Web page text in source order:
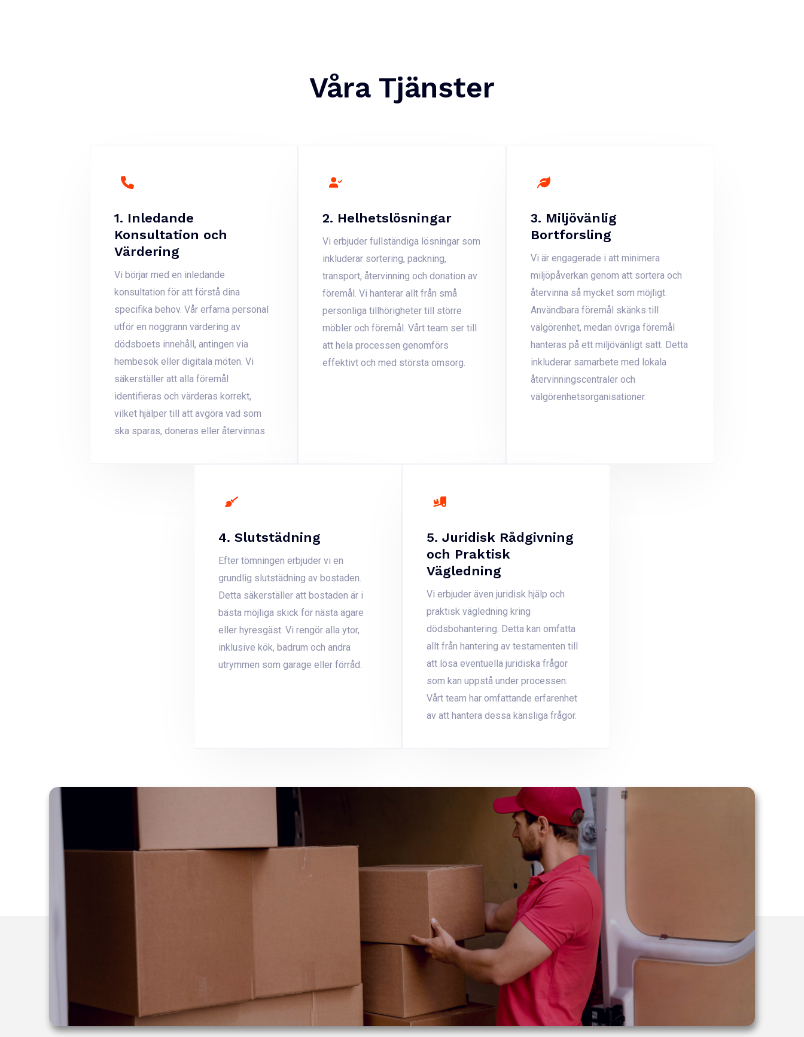
Våra Tjänster
1. Inledande
Konsultation och
Värdering
Vi börjar med en inledande
konsultation för att förstå dina
specifika behov. Vår erfarna personal
utför en noggrann värdering av
dödsboets innehåll, antingen via
hembesök eller digitala möten. Vi
säkerställer att alla föremål
identifieras och värderas korrekt,
vilket hjälper till att avgöra vad som
ska sparas, doneras eller återvinnas.
2. Helhetslösningar
Vi erbjuder fullständiga lösningar som
inkluderar sortering, packning,
transport, återvinning och donation av
föremål. Vi hanterar allt från små
personliga tillhörigheter till större
möbler och föremål. Vårt team ser till
att hela processen genomförs
effektivt och med största omsorg.
3. Miljövänlig
Bortforsling
Vi är engagerade i att minimera
miljöpåverkan genom att sortera och
återvinna så mycket som möjligt.
Användbara föremål skänks till
välgörenhet, medan övriga föremål
hanteras på ett miljövänligt sätt. Detta
inkluderar samarbete med lokala
återvinningscentraler och
välgörenhetsorganisationer.
4. Slutstädning
Efter tömningen erbjuder vi en
grundlig slutstädning av bostaden.
Detta säkerställer att bostaden är i
bästa möjliga skick för nästa ägare
eller hyresgäst. Vi rengör alla ytor,
inklusive kök, badrum och andra
utrymmen som garage eller förråd​.
5. Juridisk Rådgivning
och Praktisk
Vägledning
Vi erbjuder även juridisk hjälp och
praktisk vägledning kring
dödsbohantering. Detta kan omfatta
allt från hantering av testamenten till
att lösa eventuella juridiska frågor
som kan uppstå under processen.
Vårt team har omfattande erfarenhet
av att hantera dessa känsliga frågor.